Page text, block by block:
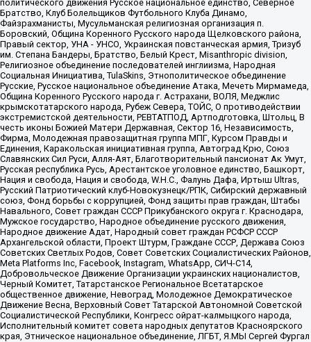
политического движения Русское национальное единство, Северное
Братство, Клуб Болельщиков Футбольного Клуба Динамо,
Файзрахманисты, Мусульманская религиозная организация п.
Боровский, Община Коренного Русского народа Щелковского района,
Правый сектор, УНА - УНСО, Украинская повстанческая армия, Тризуб
им. Степана Бандеры, Братство, Белый Крест, Misanthropic division,
Религиозное объединение последователей инглиизма, Народная
Социальная Инициатива, TulaSkins, Этнополитическое объединение
Русские, Русское национальное объединение Атака, Мечеть Мирмамеда,
Община Коренного Русского народа г. Астрахани, ВОЛЯ, Меджлис
крымскотатарского народа, Рубеж Севера, ТОЙС, О противодействии
экстремистской деятельности, РЕВТАТПОД, Артподготовка, Штольц, В
честь иконы Божией Матери Державная, Сектор 16, Независимость,
Фирма, Молодежная правозащитная группа МПГ, Курсом Правды и
Единения, Каракольская инициативная группа, Автоград Крю, Союз
Славянских Сил Руси, Алля-Аят, Благотворительный пансионат Ак Умут,
Русская республика Русь, Арестантское уголовное единство, Башкорт,
Нация и свобода, Нация и свобода, W.H.С., Фалунь Дафа, Иртыш Ultras,
Русский Патриотический клуб-Новокузнецк/РПК, Сибирский державный
союз, Фонд борьбы с коррупцией, Фонд защиты прав граждан, Штабы
Навального, Совет граждан СССР Прикубанского округа г. Краснодара,
Мужское государство, Народное объединение русского движения,
Народное движение Адат, Народный совет граждан РСФСР СССР
Архангельской области, Проект Штурм, Граждане СССР, Держава Союз
Советских Светлых Родов, Совет Советских Социалистических Районов,
Meta Platforms Inc, Facebook, Instagram, WhatsApp, СИЧ-С14,
Добровольческое Движение Организации украинских националистов,
Черный Комитет, Татарстанское Региональное Всетатарское
общественное движение, Невоград, Молодежное Демократическое
Движение Весна, Верховный Совет Татарской Автономной Советской
Социалистической Республики, Конгресс ойрат-калмыцкого народа,
Исполнительный комитет совета народных депутатов Красноярского
края, Этническое национальное объединение, ЛГБТ, Я.МЫ Сергей Фургал